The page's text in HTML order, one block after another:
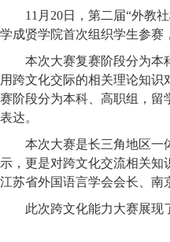
11月20日，第二届“外教
学成贤学院首次组织学生参赛
本次大赛复赛阶段分为本
用跨文化交际的相关理论知
赛阶段分为本科、高职组，留
表达。
本次大赛是长三角地区一
示，更是对跨文化交流相关
江苏省外国语言学会会长、南
此次跨文化能力大赛展现